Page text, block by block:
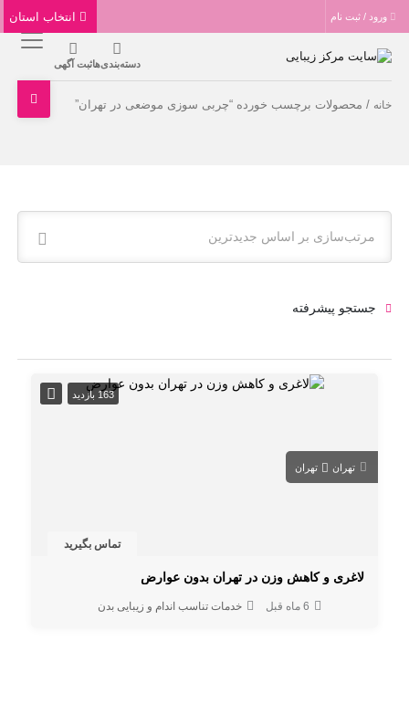
ورود / ثبت نام
دسته‌بندی‌هاثبت آگهی
خانه / محصولات برچسب خورده “چربی سوزی موضعی در تهران”
مرتب‌سازی بر اساس جدیدترین
جستجو پیشرفته
163 بازدید
تهران تهران
تماس بگیرید
لاغری و کاهش وزن در تهران بدون عوارض
6 ماه قبل خدمات تناسب اندام و زیبایی بدن